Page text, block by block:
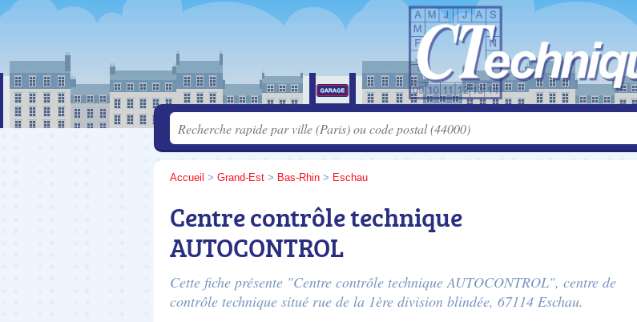
Accueil > Grand-Est > Bas-Rhin > Eschau
Centre contrôle technique
AUTOCONTROL
Cette fiche présente "Centre contrôle technique AUTOCONTROL", centre de
contrôle technique situé rue de la 1ère division blindée, 67114 Eschau.